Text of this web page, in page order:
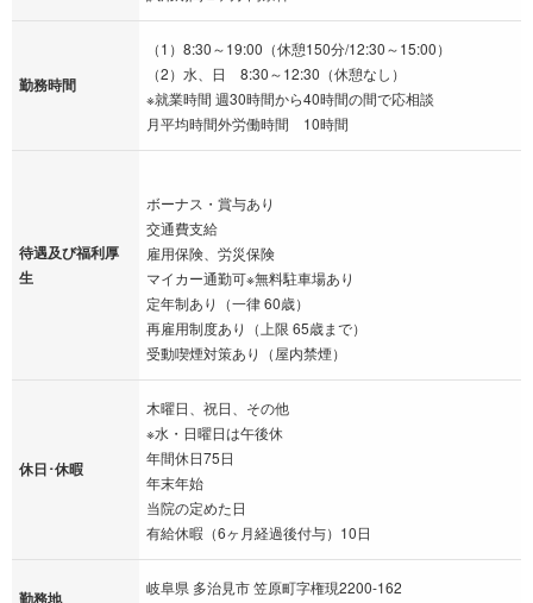
勤務時間
（1）8:30～19:00（休憩150分/12:30～15:00）
（2）水、日 8:30～12:30（休憩なし）
※就業時間 週30時間から40時間の間で応相談
月平均時間外労働時間 10時間
待遇及び福利厚
生
ボーナス・賞与あり
交通費支給
雇用保険、労災保険
マイカー通勤可※無料駐車場あり
定年制あり（一律 60歳）
再雇用制度あり（上限 65歳まで）
受動喫煙対策あり（屋内禁煙）
休日･休暇
木曜日、祝日、その他
※水・日曜日は午後休
年間休日75日
年末年始
当院の定めた日
有給休暇（6ヶ月経過後付与）10日
勤務地
岐阜県 多治見市 笠原町字権現2200-162